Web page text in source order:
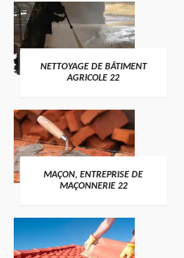
NETTOYAGE DE BÂTIMENT
AGRICOLE 22
MAÇON, ENTREPRISE DE
MAÇONNERIE 22